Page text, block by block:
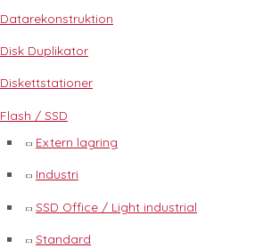
Datarekonstruktion
Disk Duplikator
Diskettstationer
Flash / SSD
Extern lagring
Industri
SSD Office / Light industrial
Standard